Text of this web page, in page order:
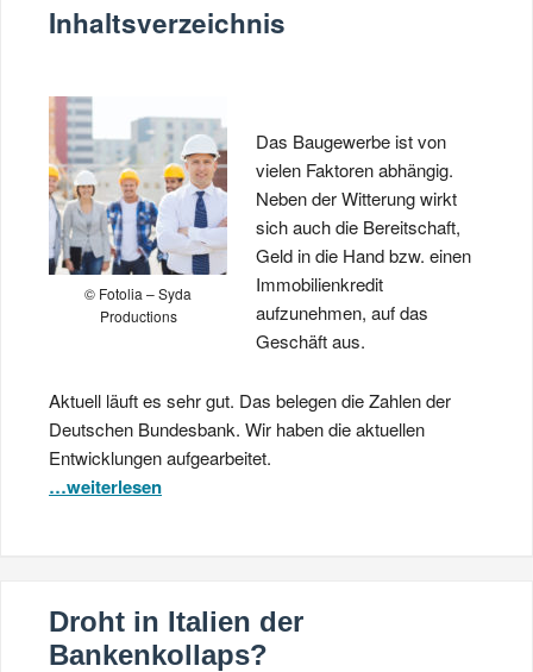
Inhaltsverzeichnis
© Fotolia – Syda
Productions
Das Baugewerbe ist von
vielen Faktoren abhängig.
Neben der Witterung wirkt
sich auch die Bereitschaft,
Geld in die Hand bzw. einen
Immobilienkredit
aufzunehmen, auf das
Geschäft aus.
Aktuell läuft es sehr gut. Das belegen die Zahlen der
Deutschen Bundesbank. Wir haben die aktuellen
Entwicklungen aufgearbeitet.
…weiterlesen
Droht in Italien der
Bankenkollaps?